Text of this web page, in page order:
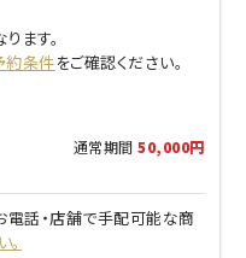
ます。
約条件をご確認ください。
通常期間 50,000円
電話・店舗で手配可能な商